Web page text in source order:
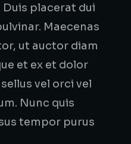
placerat dui
Maecenas
ut auctor diam
et ex et dolor
vel orci vel
Nunc quis
tempor purus